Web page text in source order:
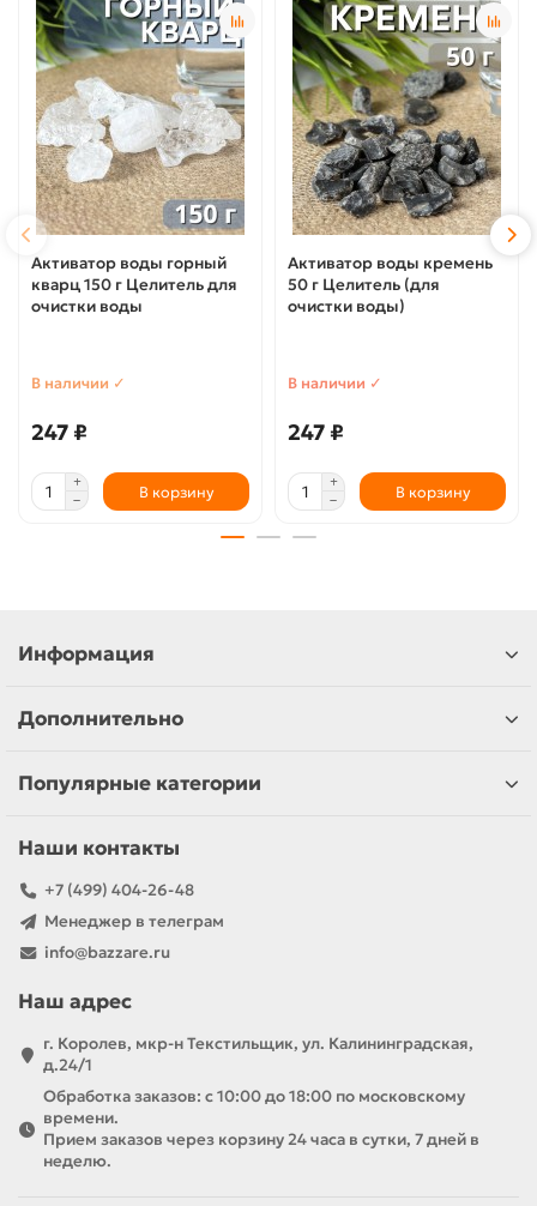
Активатор воды горный
кварц 150 г Целитель для
очистки воды
В наличии ✓
247 ₽
В корзину
Активатор воды кремень
50 г Целитель (для
очистки воды)
В наличии ✓
247 ₽
В корзину
Информация
Дополнительно
Популярные категории
Наши контакты
+7 (499) 404-26-48
Менеджер в телеграм
info@bazzare.ru
Наш адрес
г. Королев, мкр-н Текстильщик, ул. Калининградская,
д.24/1
Обработка заказов: с 10:00 до 18:00 по московскому
времени.
Прием заказов через корзину 24 часа в сутки, 7 дней в
неделю.